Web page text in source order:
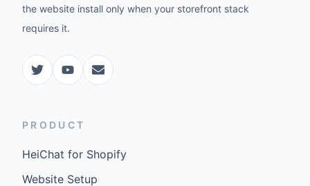
the website install only when your storefront stack
requires it.
PRODUCT
HeiChat for Shopify
Website Setup